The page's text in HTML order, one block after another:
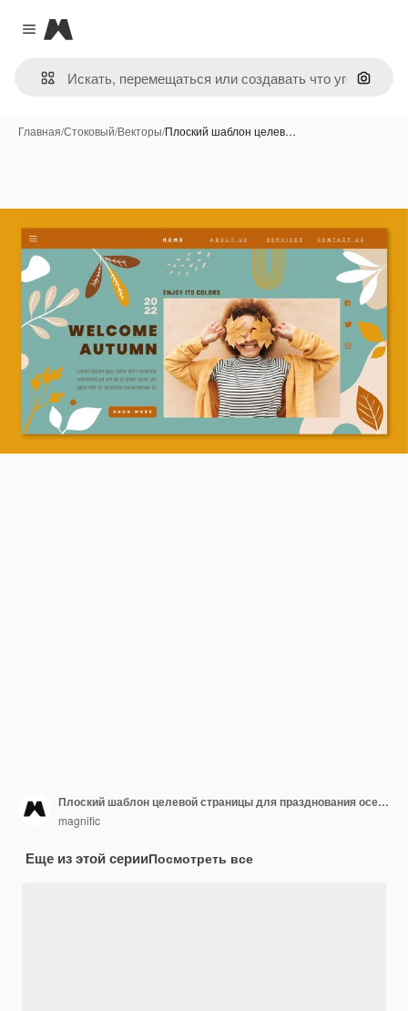
Close menu
Magnific
Поиск
Главная/Стоковый/Векторы/Плоский шаблон целев…
Плоский шаблон целевой страницы для празднования осени
magnific
Еще из этой серииПосмотреть все